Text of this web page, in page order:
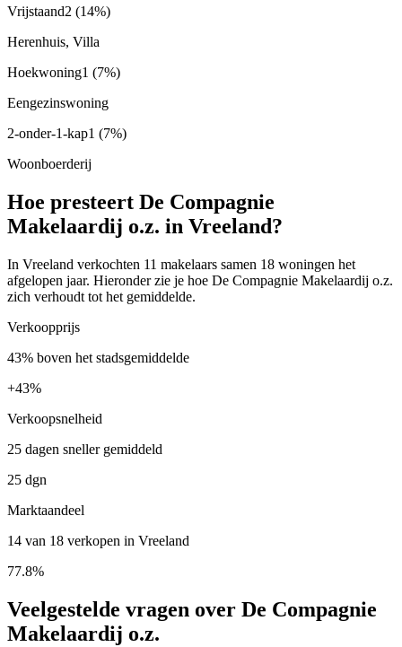
Vrijstaand2 (14%)
Herenhuis, Villa
Hoekwoning1 (7%)
Eengezinswoning
2-onder-1-kap1 (7%)
Woonboerderij
Hoe presteert De Compagnie
Makelaardij o.z. in Vreeland?
In Vreeland verkochten 11 makelaars samen 18 woningen het
afgelopen jaar. Hieronder zie je hoe De Compagnie Makelaardij o.z.
zich verhoudt tot het gemiddelde.
Verkoopprijs
43% boven het stadsgemiddelde
+43%
Verkoopsnelheid
25 dagen sneller gemiddeld
25 dgn
Marktaandeel
14 van 18 verkopen in Vreeland
77.8%
Veelgestelde vragen over De Compagnie
Makelaardij o.z.